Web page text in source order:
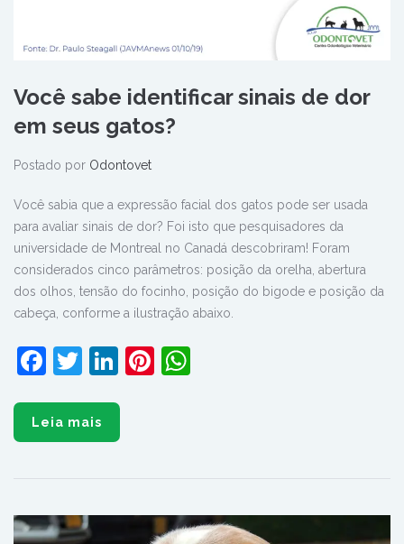
Você sabe identificar sinais de dor
em seus gatos?
Postado por Odontovet
Você sabia que a expressão facial dos gatos pode ser usada
para avaliar sinais de dor? Foi isto que pesquisadores da
universidade de Montreal no Canadá descobriram! Foram
considerados cinco parâmetros: posição da orelha, abertura
dos olhos, tensão do focinho, posição do bigode e posição da
cabeça, conforme a ilustração abaixo.
Facebook
Twitter
LinkedIn
Pinterest
Leia mais